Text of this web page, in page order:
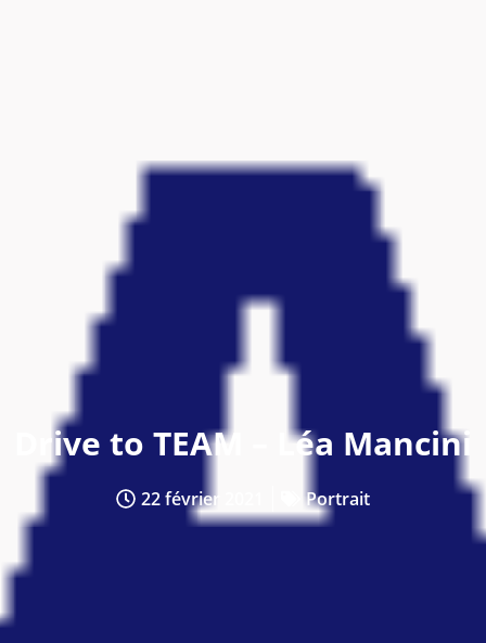
Drive to TEAM – Léa Mancini
22 février 2021 Portrait